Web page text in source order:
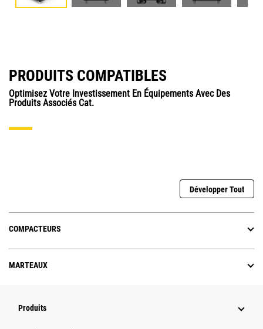
PRODUITS COMPATIBLES
Optimisez Votre Investissement En Équipements Avec Des
Produits Associés Cat.
Développer Tout
COMPACTEURS
MARTEAUX
Produits